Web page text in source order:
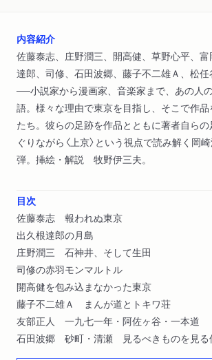
内容紹介
佐藤泰志、庄野潤三、開高健、草野心平、
達郎、司修、石田波郷、藤子不二雄Ａ、松任
──小説家から漫画家、音楽家まで、あの人の
語。様々な理由で東京を目指し、そこで作
たち。彼らの足跡を作品とともに著者自ら
ぐりながら〈上京〉という視点で読み解く岡
弾。挿絵・解説 牧野伊三夫。
目次
佐藤泰志 報われぬ東京
出久根達郎の月島
庄野潤三 石神井、そして生田
司修の赤羽モンマルトル
開高健を包み込まなかった東京
藤子不二雄Ａ まんが道とトキワ荘
友部正人 一九七一年・阿佐ヶ谷・一本道
石田波郷 砂町・清瀬 見るべきものを見る
富岡多惠子 一九六〇年新宿 明日をも知れ